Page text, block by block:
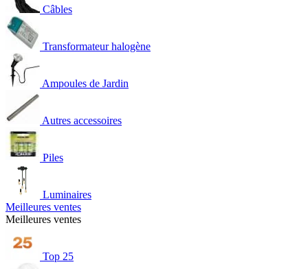
Câbles
Transformateur halogène
Ampoules de Jardin
Autres accessoires
Piles
Luminaires
Meilleures ventes
Meilleures ventes
Top 25